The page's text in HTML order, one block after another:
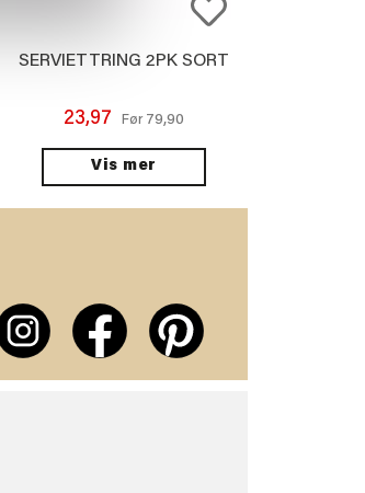
SERVIETTRING 2PK SORT
23,97 Før 79,90
Vis mer